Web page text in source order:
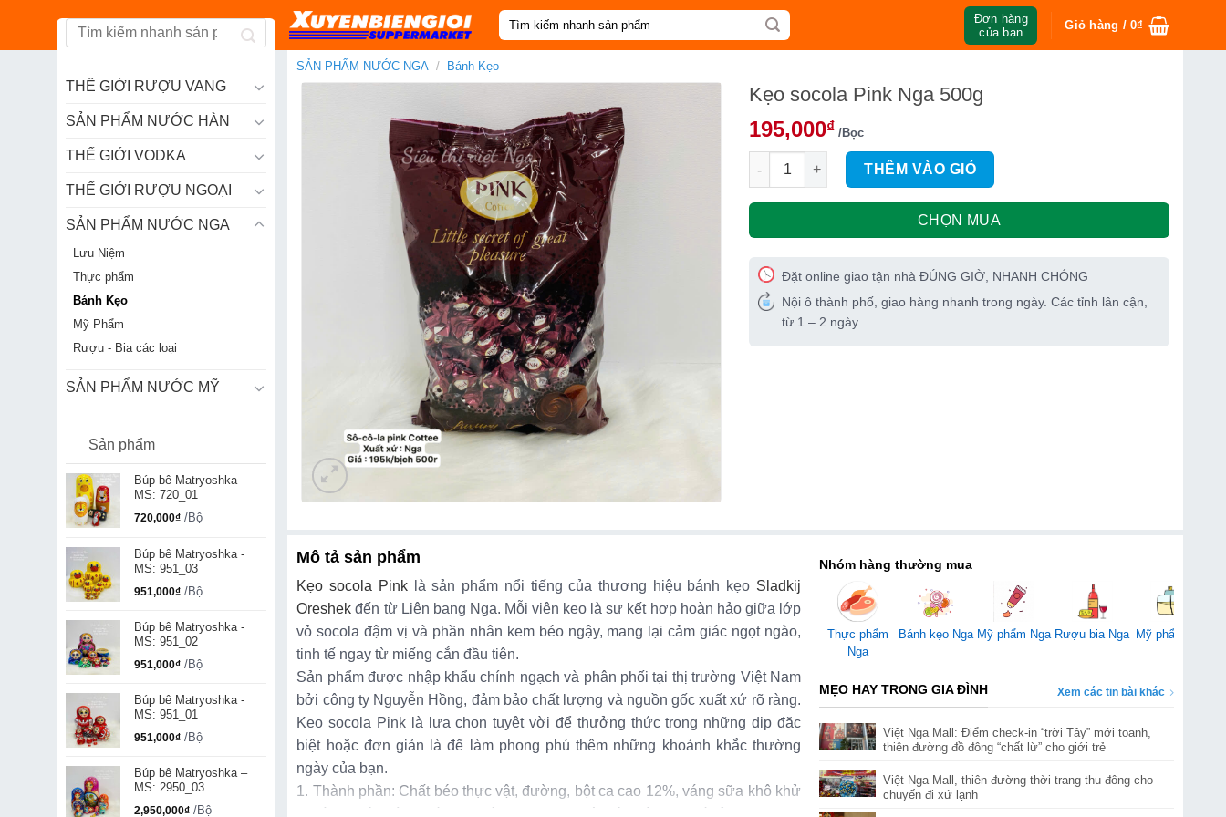
Tìm
kiếm:
Đơn hàng
của bạn
Giỏ hàng /0₫
THẾ GIỚI RƯỢU VANG
SẢN PHẨM NƯỚC HÀN
THẾ GIỚI VODKA
THẾ GIỚI RƯỢU NGOẠI
SẢN PHẨM NƯỚC NGA
Lưu Niệm
Thực phẩm
Bánh Kẹo
Mỹ Phẩm
Rượu - Bia các loại
SẢN PHẨM NƯỚC MỸ
Sản phẩm
Búp bê Matryoshka –
MS: 720_01
720,000₫ /Bộ
Búp bê Matryoshka -
MS: 951_03
951,000₫ /Bộ
Búp bê Matryoshka -
MS: 951_02
951,000₫ /Bộ
Búp bê Matryoshka -
MS: 951_01
951,000₫ /Bộ
Búp bê Matryoshka –
MS: 2950_03
2,950,000₫ /Bộ
SẢN PHẨM NƯỚC NGA / Bánh Kẹo
Kẹo socola Pink Nga 500g
195,000₫ /Bọc
Kẹo socola Pink Nga 500g số lượng
THÊM VÀO GIỎ
CHỌN MUA
Đặt online giao tận nhà ĐÚNG GIỜ, NHANH CHÓNG
Nội ô thành phố, giao hàng nhanh trong ngày. Các tỉnh lân cận,
từ 1 – 2 ngày
Mô tả sản phẩm
Kẹo socola Pinklà sản phẩm nổi tiếng của thương hiệu bánh kẹo Sladkij
Oreshek đến từ Liên bang Nga. Mỗi viên kẹo là sự kết hợp hoàn hảo giữa lớp
vỏ socola đậm vị và phần nhân kem béo ngậy, mang lại cảm giác ngọt ngào,
tinh tế ngay từ miếng cắn đầu tiên.
Sản phẩm được nhập khẩu chính ngạch và phân phối tại thị trường Việt Nam
bởi công ty Nguyễn Hồng, đảm bảo chất lượng và nguồn gốc xuất xứ rõ ràng.
Kẹo socola Pink là lựa chọn tuyệt vời để thưởng thức trong những dịp đặc
biệt hoặc đơn giản là để làm phong phú thêm những khoảnh khắc thường
ngày của bạn.
1. Thành phần: Chất béo thực vật, đường, bột ca cao 12%, váng sữa khô khử
Nhóm hàng thường mua
Thực phẩm
Nga
Bánh kẹo Nga Mỹ phẩm Nga Rượu bia Nga Mỹ phẩm Mỹ
MẸO HAY TRONG GIA ĐÌNH Xem các tin bài khác
Việt Nga Mall: Điểm check-in “trời Tây” mới toanh,
thiên đường đồ đông “chất lừ” cho giới trẻ
Việt Nga Mall, thiên đường thời trang thu đông cho
chuyến đi xứ lạnh